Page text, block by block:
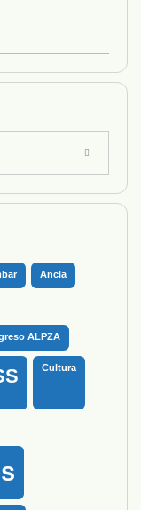
Ancla
ALPZA
Cultura